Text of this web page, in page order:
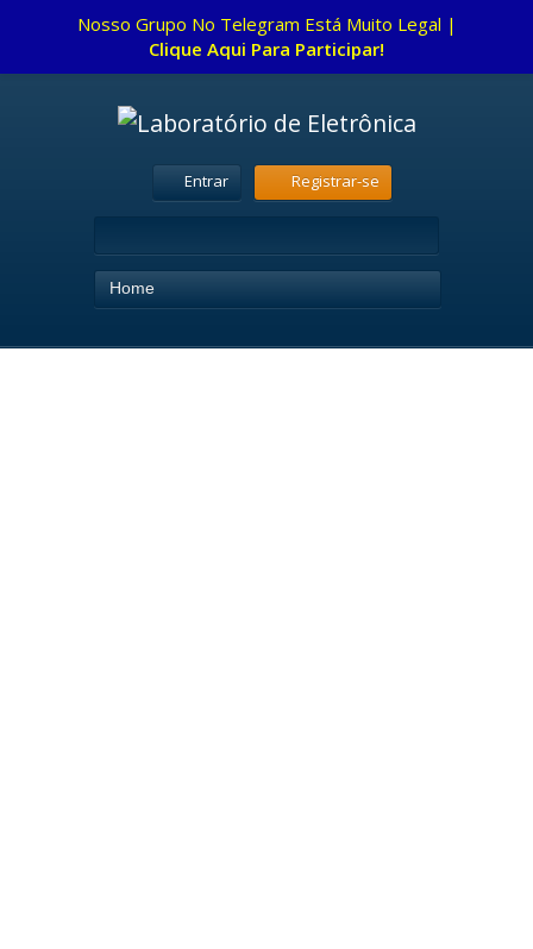
Entrar Registrar-se
Home
Nosso Grupo No Telegram Está Muito Legal |
Clique Aqui Para Participar!